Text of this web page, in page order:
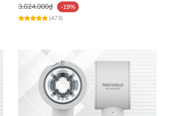
3.024.000₫
-19%
(473)